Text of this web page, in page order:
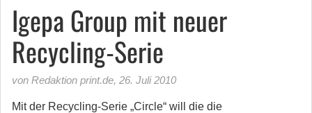
Igepa Group mit neuer
Recycling-Serie
von Redaktion print.de, 26. Juli 2010
Mit der Recycling-Serie „Circle“ will die die